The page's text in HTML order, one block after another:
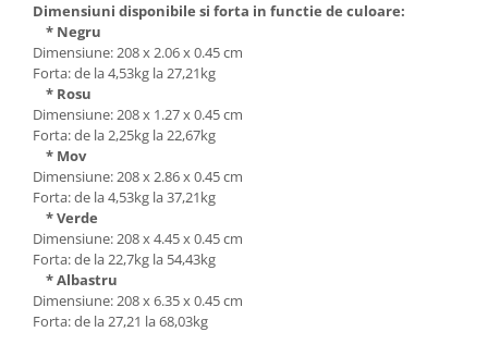
Dimensiuni disponibile si forta in functie de culoare:
* Negru
Dimensiune: 208 x 2.06 x 0.45 cm
Forta: de la 4,53kg la 27,21kg
* Rosu
Dimensiune: 208 x 1.27 x 0.45 cm
Forta: de la 2,25kg la 22,67kg
* Mov
Dimensiune: 208 x 2.86 x 0.45 cm
Forta: de la 4,53kg la 37,21kg
* Verde
Dimensiune: 208 x 4.45 x 0.45 cm
Forta: de la 22,7kg la 54,43kg
* Albastru
Dimensiune: 208 x 6.35 x 0.45 cm
Forta: de la 27,21 la 68,03kg